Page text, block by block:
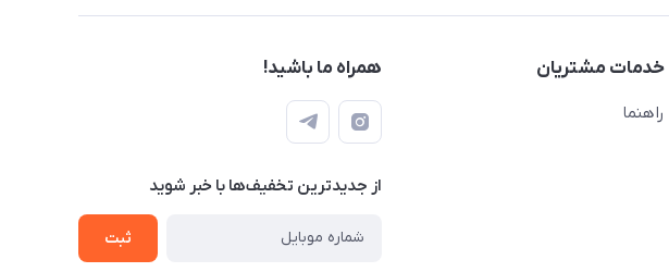
خدمات مشتریان
راهنما
همراه ما باشید!
از جدید‌ترین تخفیف‌ها با‌ خبر شوید
ثبت